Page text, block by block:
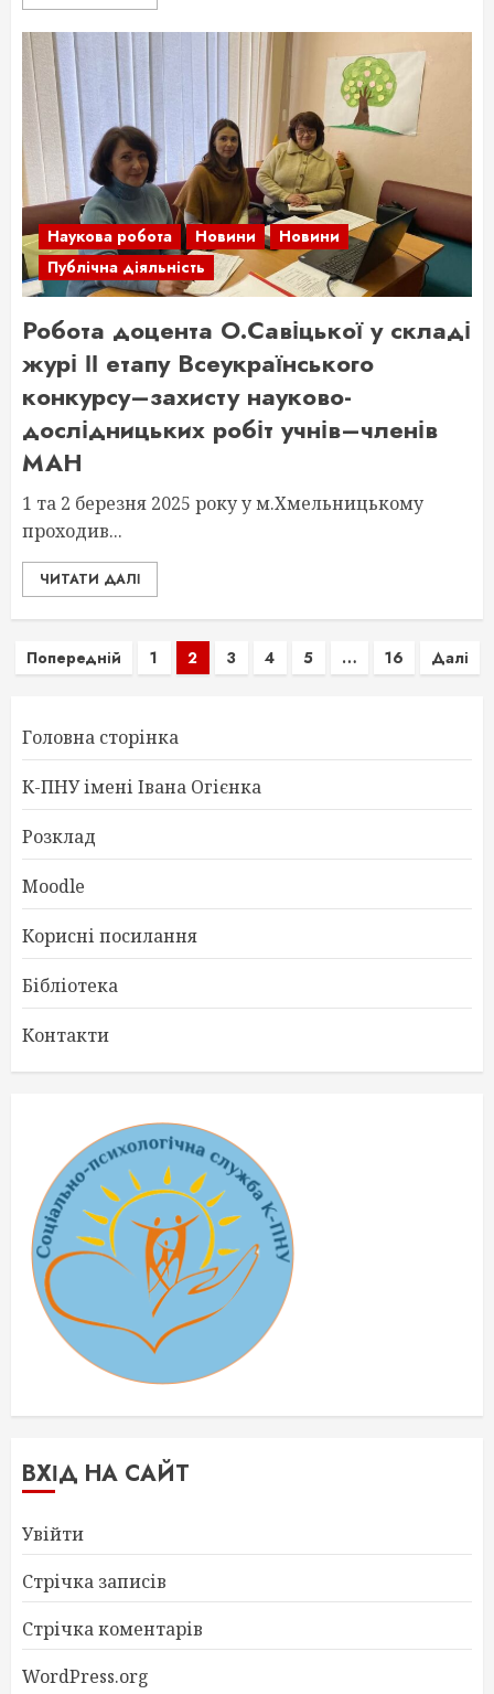
Наукова робота Новини
Новини
Публічна діяльність
Робота доцента О.Савіцької у складі
журі ІІ етапу Всеукраїнського
конкурсу–захисту науково-
дослідницьких робіт учнів–членів
МАН
1 та 2 березня 2025 року у м.Хмельницькому
проходив...
ЧИТАТИ ДАЛІ
Пагінація
Попередній 1 2 3 4 5 … 16 Далі
Головна сторінка
К-ПНУ імені Івана Огієнка
Розклад
Moodle
Корисні посилання
Бібліотека
Контакти
ВХІД НА САЙТ
Увійти
Стрічка записів
Стрічка коментарів
WordPress.org